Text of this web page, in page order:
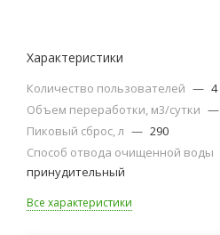
Характеристики
Количество пользователей — 4
Объем переработки, м3/сутки —
Пиковый сброс, л — 290
Способ отвода очищенной воды
принудительный
Все характеристики